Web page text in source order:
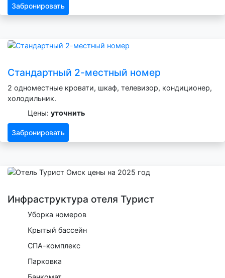
Забронировать
Стандартный 2-местный номер
2 одноместные кровати, шкаф, телевизор, кондиционер,
холодильник.
Цены: уточнить
Забронировать
Инфраструктура отеля Турист
Уборка номеров
Крытый бассейн
СПА-комплекс
Парковка